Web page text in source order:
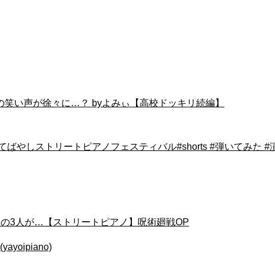
い声が徐々に…？ byよみぃ【高校ドッキリ続編】
やしストリートピアノフェスティバル#shorts #弾いてみた #
3人が…【ストリートピアノ】呪術廻戦OP